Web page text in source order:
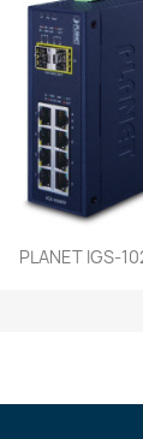
Vista
PLANET IGS-